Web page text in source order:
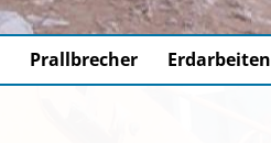
Prallbrecher Erdarbeiten